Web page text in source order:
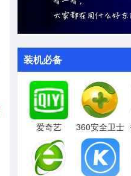
装机必备
爱奇艺 360安全卫士